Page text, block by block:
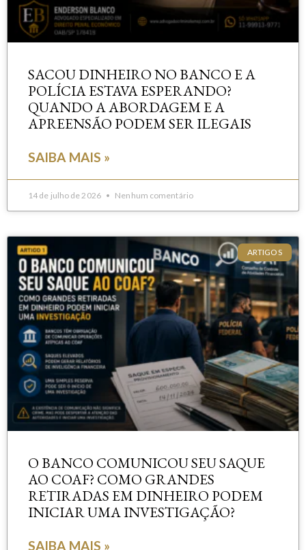
SACOU DINHEIRO NO BANCO E A
POLÍCIA ESTAVA ESPERANDO?
QUANDO A ABORDAGEM E A
APREENSÃO PODEM SER ILEGAIS
SAIBA MAIS »
14 de julho de 2026 Nenhum comentário
ARTIGOS
O BANCO COMUNICOU SEU SAQUE
AO COAF? COMO GRANDES
RETIRADAS EM DINHEIRO PODEM
INICIAR UMA INVESTIGAÇÃO?
SAIBA MAIS »